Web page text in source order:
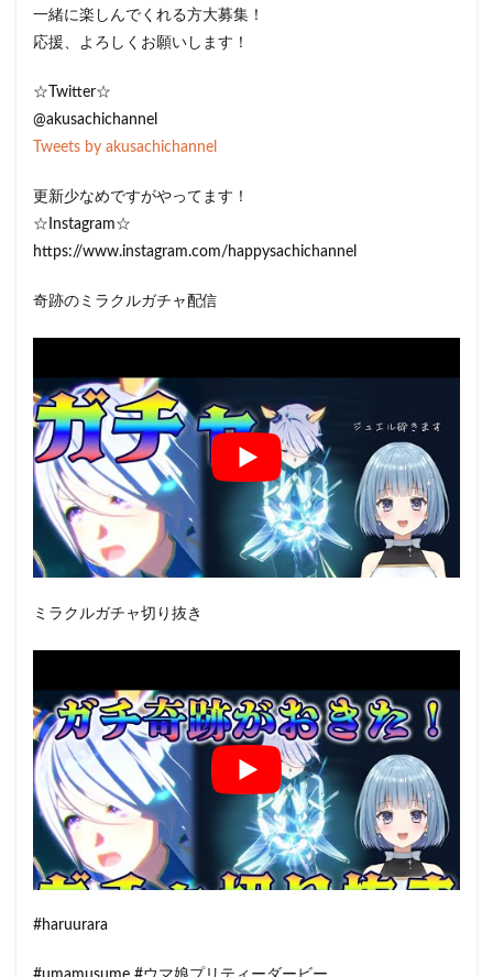
一緒に楽しんでくれる方大募集！
応援、よろしくお願いします！
☆Twitter☆
@akusachichannel
Tweets by akusachichannel
更新少なめですがやってます！
☆Instagram☆
https://www.instagram.com/happysachichannel
奇跡のミラクルガチャ配信
ミラクルガチャ切り抜き
#haruurara